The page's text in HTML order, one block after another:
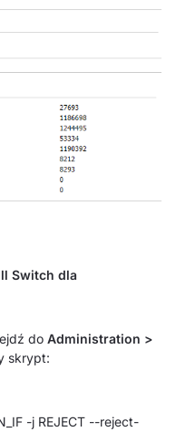
Switch dla
do Administration >
skrypt:
-j REJECT --reject-